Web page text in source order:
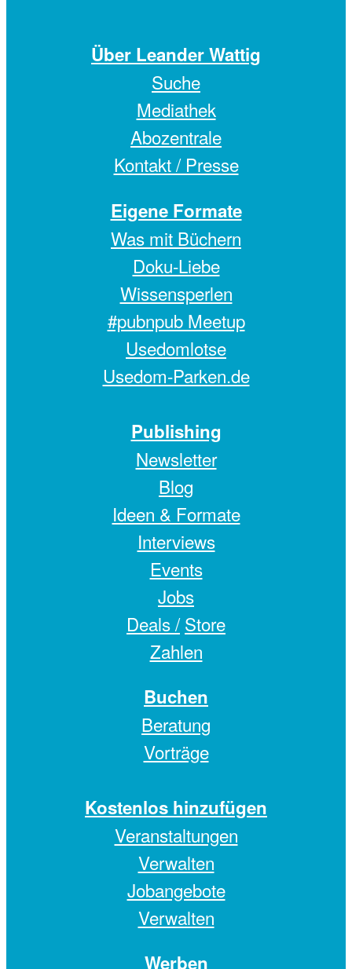
Über Leander Wattig
Suche
Mediathek
Abozentrale
Kontakt / Presse
Eigene Formate
Was mit Büchern
Doku-Liebe
Wissensperlen
#pubnpub Meetup
Usedomlotse
Usedom-Parken.de
Publishing
Newsletter
Blog
Ideen & Formate
Interviews
Events
Jobs
Deals / Store
Zahlen
Buchen
Beratung
Vorträge
Kostenlos hinzufügen
Veranstaltungen
Verwalten
Jobangebote
Verwalten
Werben